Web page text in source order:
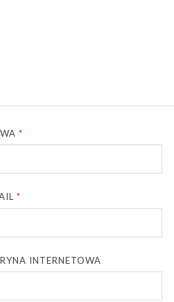
*
*
INTERNETOWA